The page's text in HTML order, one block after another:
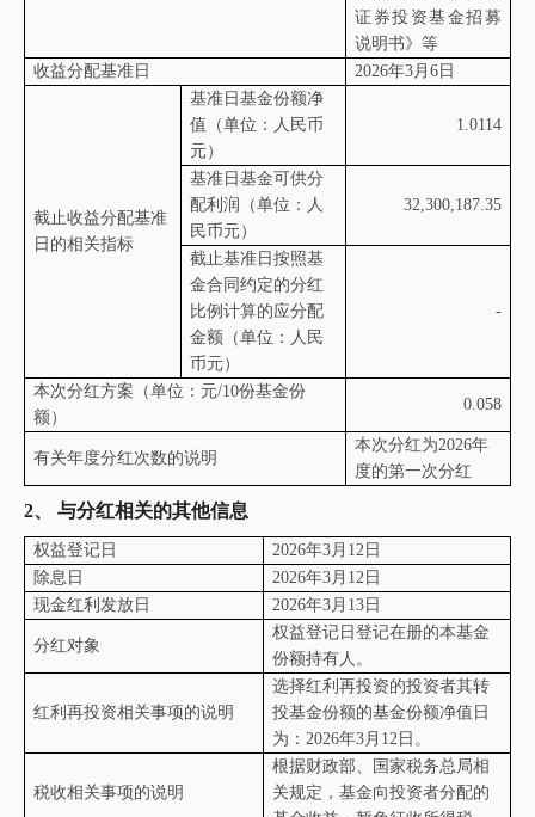
证券投资基金招募
说明书》等
收益分配基准日
2026年3月6 日
截止收益分配基准
日的相关指标
基准日基金份额净
值（单位：人民币
元）
1.0114
基准日基金可供分
配利润（单位：人
民币元）
32,300,187.35
截止基准日按照基
金合同约定的分红
比例计算的应分配
金额（单位：人民
币元）
-
本次分红方案（单位：元/10份基金份
额）
0.058
有关年度分红次数的说明
本次分红为2026年
度的第一次分红
2、 与分红相关的其他信息
权益登记日 2026年3月 12 日
除息日
2026年3月 12 日
现金红利发放日
2026年3月 13 日
分红对象
权益登记日登记在册的本基金
份额持有人。
红利再投资相关事项的说明
选择红利再投资的投资者其转
投基金份额的基金份额净值日
为：2026年3月 12 日。
税收相关事项的说明
根据财政部、国家税务总局相
关规定，基金向投资者分配的